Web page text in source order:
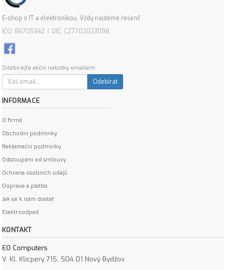
E-shop s IT a elektronikou. Vždy najdeme řešení!
IČO: 86705342 | DIČ: CZ7702023098
Odebírejte akční nabídky emailem:
Odebírat
INFORMACE
O firmě
Obchodní podmínky
Reklamační podmínky
Odstoupení od smlouvy
Ochrana osobních údajů
Doprava a platba
Jak se k nám dostat
Elektroodpad
KONTAKT
EO Computers
V. Kl. Klicpery 715, 504 01 Nový Bydžov